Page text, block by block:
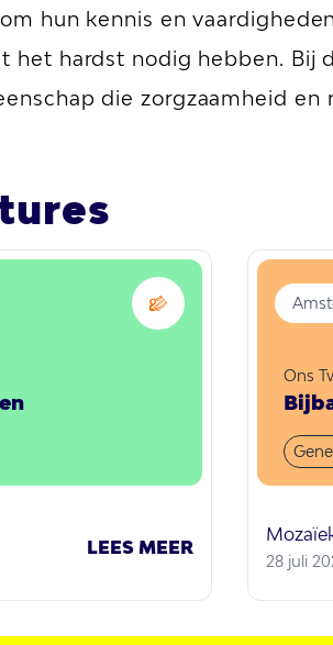
hun kennis en
het hardst nodig hebben. Bij
die zorgzaamheid
LEES MEER
Ons
28 juli